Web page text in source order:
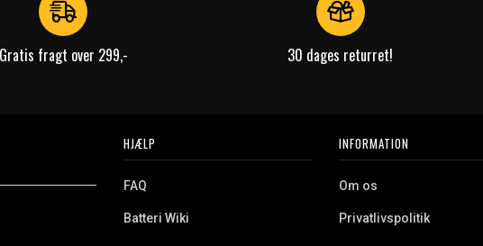
Gratis fragt over 299,- 30 dages returret!
HJÆLP
FAQ
Batteri Wiki
INFORMATION
Om os
Privatlivspolitik